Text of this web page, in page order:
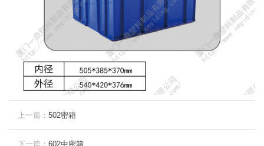
上一篇： 502密箱
下一篇： 602中密箱